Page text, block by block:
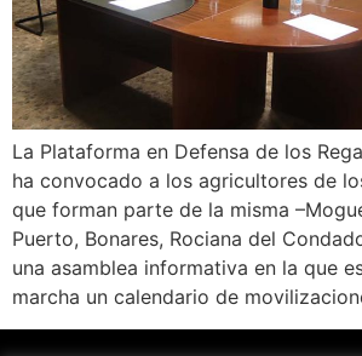
La Plataforma en Defensa de los
ha convocado a los agricultores de
que forman parte de la misma
Puerto, Bonares, Rociana del
una asamblea informativa en la que
marcha un calendario de